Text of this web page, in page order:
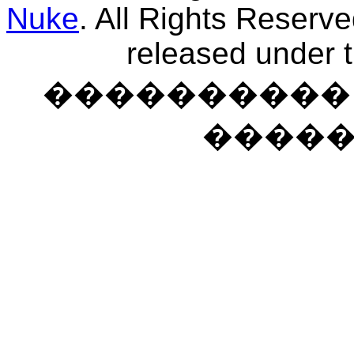
Nuke. All Rights
released under
����������